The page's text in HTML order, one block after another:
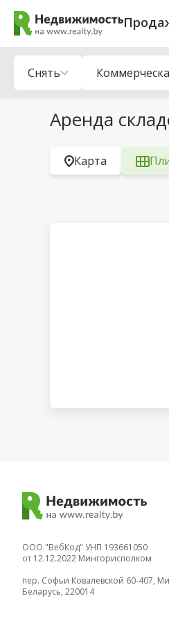
Аренда
Снять
Карта
ООО "ВебКод" УНП 193661050
от 12.12.2022 Мингорисполком
пер. Софьи Ковалевской 60-407,
Беларусь, 220014